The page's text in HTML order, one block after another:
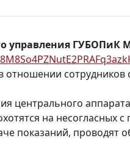
управления ГУБОПиК
центрального
на несогласных
показаний, проводят